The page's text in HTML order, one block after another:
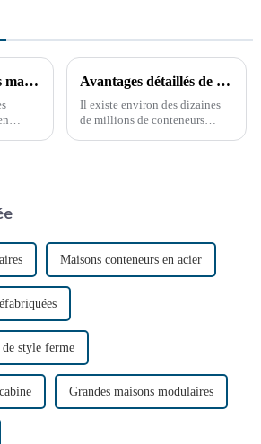
La polyvalence des maisons conteneurs préfabriquées Avantages détaillés de la modification des conteneurs
Il existe environ des dizaines
de millions de conteneurs
Maisons conteneurs en acier
style ferme
Grandes maisons modulaires